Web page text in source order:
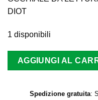
DIOT
1 disponibili
AGGIUNGI AL
Spedizione gratuita: